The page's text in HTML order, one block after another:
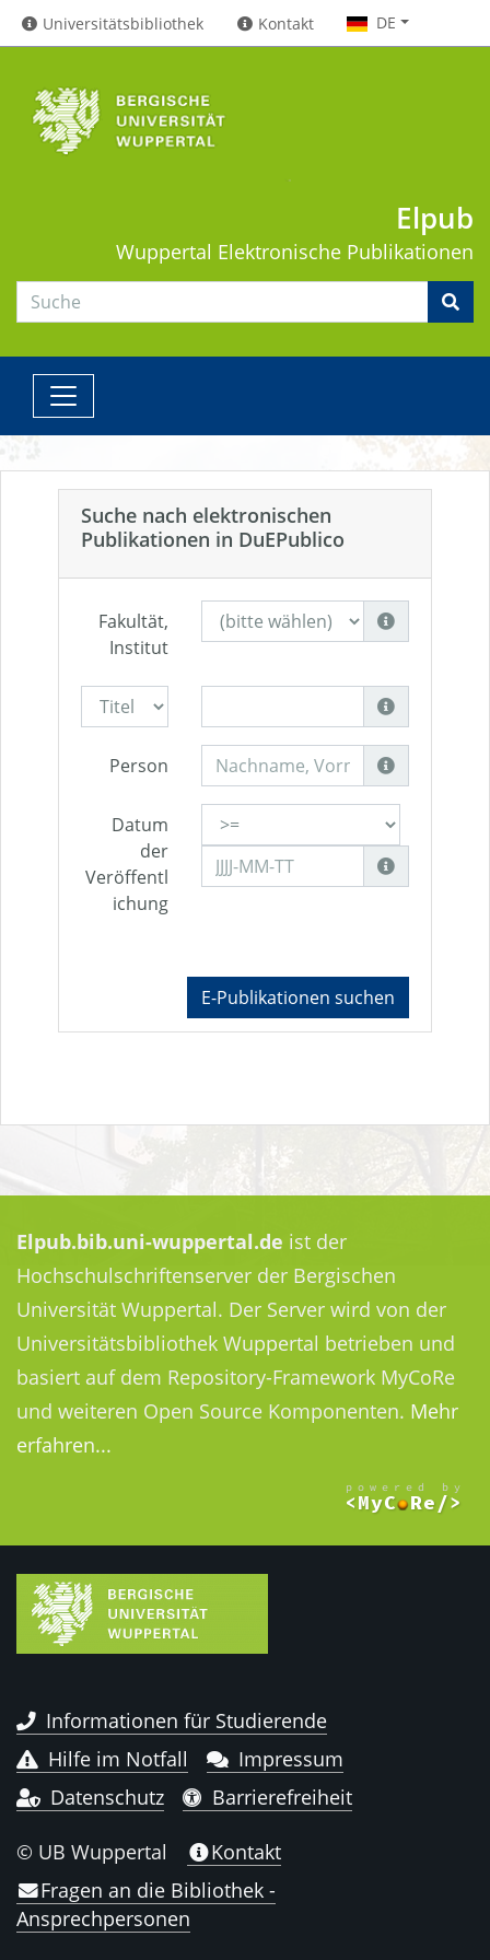
Universitätsbibliothek Kontakt DE
Elpub
Wuppertal Elektronische Publikationen
Suche nach elektronischen
Publikationen in DuEPublico
Fakultät,
Institut
Person
Datum
der
Veröffentl
ichung
E-Publikationen suchen
Elpub.bib.uni-wuppertal.de ist der
Hochschulschriftenserver der Bergischen
Universität Wuppertal. Der Server wird von der
Universitätsbibliothek Wuppertal betrieben und
basiert auf dem Repository-Framework MyCoRe
und weiteren Open Source Komponenten. Mehr
erfahren...
Informationen für Studierende
Hilfe im Notfall
Impressum
Datenschutz
Barrierefreiheit
© UB Wuppertal
Kontakt
Fragen an die Bibliothek -
Ansprechpersonen